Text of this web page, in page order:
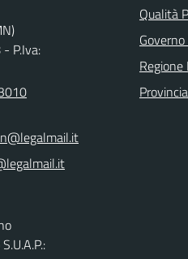
P.Iva:
Qualità
Regione